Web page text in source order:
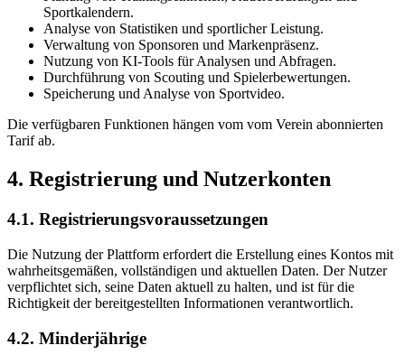
Sportkalendern.
Analyse von Statistiken und sportlicher Leistung.
Verwaltung von Sponsoren und Markenpräsenz.
Nutzung von KI-Tools für Analysen und Abfragen.
Durchführung von Scouting und Spielerbewertungen.
Speicherung und Analyse von Sportvideo.
Die verfügbaren Funktionen hängen vom vom Verein abonnierten
Tarif ab.
4. Registrierung und Nutzerkonten
4.1. Registrierungsvoraussetzungen
Die Nutzung der Plattform erfordert die Erstellung eines Kontos mit
wahrheitsgemäßen, vollständigen und aktuellen Daten. Der Nutzer
verpflichtet sich, seine Daten aktuell zu halten, und ist für die
Richtigkeit der bereitgestellten Informationen verantwortlich.
4.2. Minderjährige